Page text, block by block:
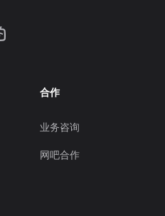
合作
业务咨询
网吧合作